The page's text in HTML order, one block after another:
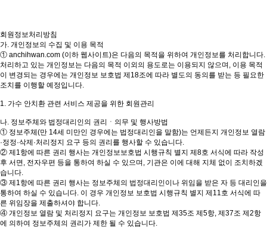
회원정보처리방침
가. 개인정보의 수집 및 이용 목적
① anchihwan.com (이하 웹사이트)은 다음의 목적을 위하여 개인정보를 처리합니다.
처리하고 있는 개인정보는 다음의 목적 이외의 용도로는 이용되지 않으며, 이용 목적
이 변경되는 경우에는 개인정보 보호법 제18조에 따라 별도의 동의를 받는 등 필요한
조치를 이행할 예정입니다.
1. 가수 안치환 관련 서비스 제공을 위한 회원관리
나. 정보주체와 법정대리인의 권리ㆍ의무 및 행사방법
① 정보주체(만 14세 미만인 경우에는 법정대리인을 말함)는 언제든지 개인정보 열람
·정정·삭제·처리정지 요구 등의 권리를 행사할 수 있습니다.
② 제1항에 따른 권리 행사는 개인정보보호법 시행규칙 별지 제8호 서식에 따라 작성
후 서면, 전자우편 등을 통하여 하실 수 있으며, 기관은 이에 대해 지체 없이 조치하겠
습니다.
③ 제1항에 따른 권리 행사는 정보주체의 법정대리인이나 위임을 받은 자 등 대리인을
통하여 하실 수 있습니다. 이 경우 개인정보 보호법 시행규칙 별지 제11호 서식에 따
른 위임장을 제출하셔야 합니다.
④ 개인정보 열람 및 처리정지 요구는 개인정보 보호법 제35조 제5항, 제37조 제2항
에 의하여 정보주체의 권리가 제한 될 수 있습니다.